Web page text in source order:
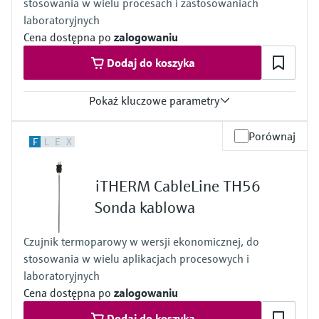
max. 1.100 °C
(max. 2.012 °F)
Type J:
max. 750 °C
Maks. długość zanurzeniowa na żądanie
up to 100.000,00 mm (3.937,01'')
stosowania w wielu procesach i zastosowaniach
laboratoryjnych
Cena dostępna po zalogowaniu
Dodaj do koszyka
Pokaż kluczowe parametry
Standard acc. to ASTM E-230
Special acc. to ASTM E-230
Czas odpowiedzi
Maks. ciśnienie procesu (statyczne)
at 20°C: 40 bar (580 psi)'
depends on configuration
Zakres temperatur pracy
Type T:
-270 °C ...400 °C
(-454 °F ...752 °F)
Type J:
-210 °C ...1.200 °C
F L E X Porównaj
iTHERM CableLine TH56
Sonda kablowa
Czujnik termoparowy w wersji ekonomicznej, do
stosowania w wielu aplikacjach procesowych i
laboratoryjnych
Cena dostępna po zalogowaniu